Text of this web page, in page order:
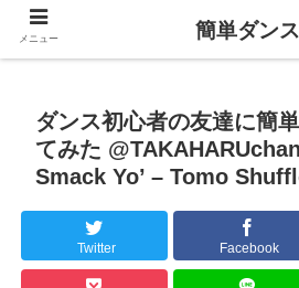
ダンス初心者の友達に簡
てみた
Smack Yo’ – Tomo
Twitter Facebook
メニュー 簡単ダンス